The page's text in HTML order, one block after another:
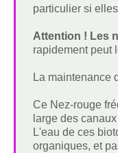
particulier si
Attention ! Les
rapidement peut
La maintenance
Ce Nez-rouge
large des
L'eau de ces
organiques, et